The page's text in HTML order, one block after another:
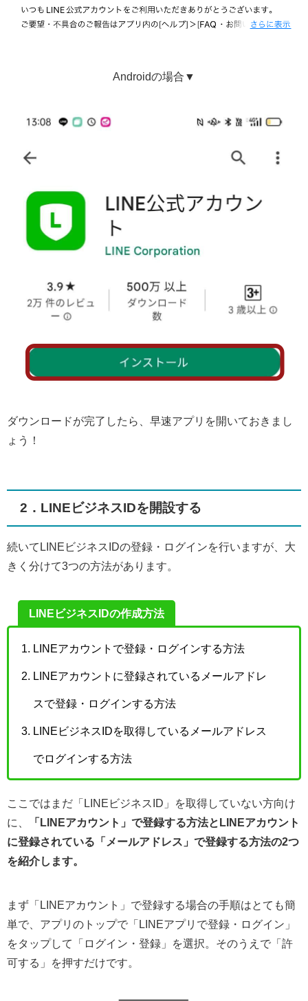
Androidの場合▼
ダウンロードが完了したら、早速アプリを開いておきまし
ょう！
2．LINEビジネスIDを開設する
続いてLINEビジネスIDの登録・ログインを行いますが、大
きく分けて3つの方法があります。
LINEビジネスIDの作成方法
LINEアカウントで登録・ログインする方法
LINEアカウントに登録されているメールアドレ
スで登録・ログインする方法
LINEビジネスIDを取得しているメールアドレス
でログインする方法
ここではまだ「LINEビジネスID」を取得していない方向け
に、
「LINEアカウント」で登録する方法とLINEアカウント
に登録されている「メールアドレス」で登録する方法の2つ
を紹介します。
まず「LINEアカウント」で登録する場合の手順はとても簡
単で、アプリのトップで「LINEアプリで登録・ログイン」
をタップして「ログイン・登録」を選択。そのうえで「許
可する」を押すだけです。